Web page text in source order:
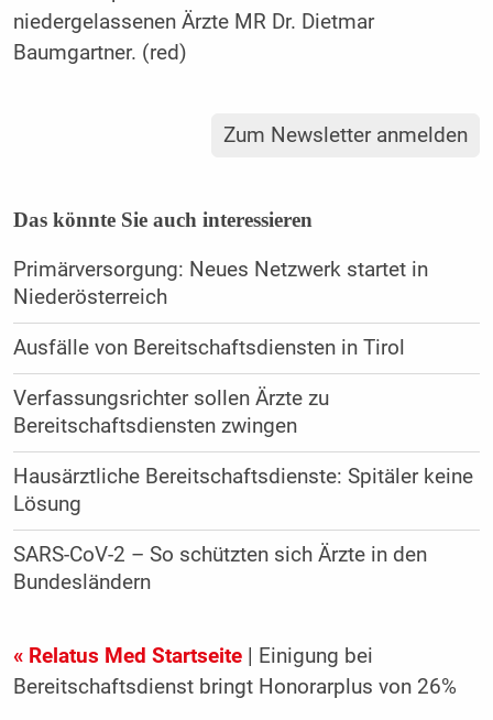
niedergelassenen Ärzte MR Dr. Dietmar
Baumgartner. (red)
Zum Newsletter anmelden
Das könnte Sie auch interessieren
Primärversorgung: Neues Netzwerk startet in
Niederösterreich
Ausfälle von Bereitschaftsdiensten in Tirol
Verfassungsrichter sollen Ärzte zu
Bereitschaftsdiensten zwingen
Hausärztliche Bereitschaftsdienste: Spitäler keine
Lösung
SARS-CoV-2 – So schützten sich Ärzte in den
Bundesländern
« Relatus Med Startseite| Einigung bei
Bereitschaftsdienst bringt Honorarplus von 26%